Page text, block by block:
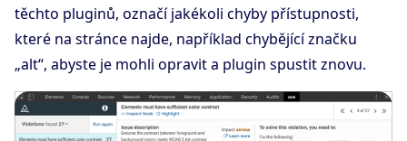
těchto pluginů, označí jakékoli chyby přístupnosti,
které na stránce najde, například chybějící značku
„alt“, abyste je mohli opravit a plugin spustit znovu.